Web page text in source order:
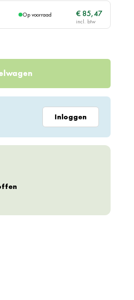
Op voorraad € 85,47
Inloggen